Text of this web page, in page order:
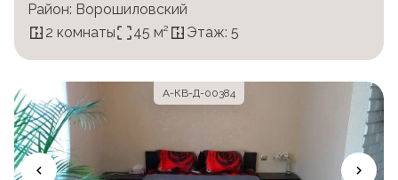
Район: Ворошиловский
2 комнаты
45 м² Этаж: 5
А-КВ-Д-00384